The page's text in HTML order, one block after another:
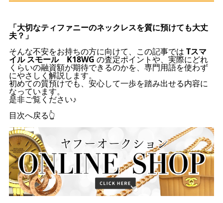
「大切なティファニーのネックレスを質に預けても大丈
夫？」
そんな不安をお持ちの方に向けて、この記事では Tスマ
イル スモール K18WG の査定ポイントや、実際にどれ
くらいの融資額が期待できるのかを、専門用語を使わず
にやさしく解説します。
初めての質預けでも、安心して一歩を踏み出せる内容に
なっています。
是非ご覧ください♪
目次へ戻る👆